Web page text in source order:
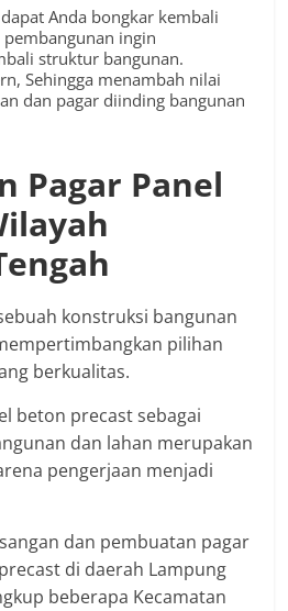
Anda bongkar kembali
ingin
struktur bangunan.
Sehingga menambah nilai
dan pagar diinding bangunan
Pagar Panel
konstruksi bangunan
pilihan
berkualitas.
beton precast sebagai
dan lahan merupakan
pengerjaan menjadi
dan pembuatan pagar
di daerah Lampung
beberapa Kecamatan